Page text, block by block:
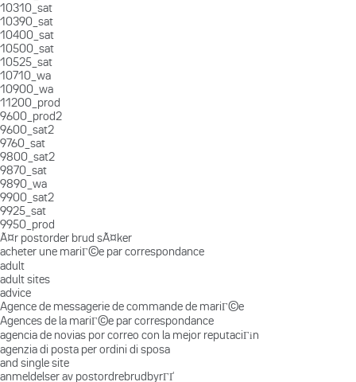
10310_sat
10390_sat
10400_sat
10500_sat
10525_sat
10710_wa
10900_wa
11200_prod
9600_prod2
9600_sat2
9760_sat
9800_sat2
9870_sat
9890_wa
9900_sat2
9925_sat
9950_prod
Ã¤r postorder brud sÃ¤ker
acheter une mariГ©e par correspondance
adult
adult sites
advice
Agence de messagerie de commande de mariГ©e
Agences de la mariГ©e par correspondance
agencia de novias por correo con la mejor reputaciГіn
agenzia di posta per ordini di sposa
and single site
anmeldelser av postordrebrudbyrГҐ